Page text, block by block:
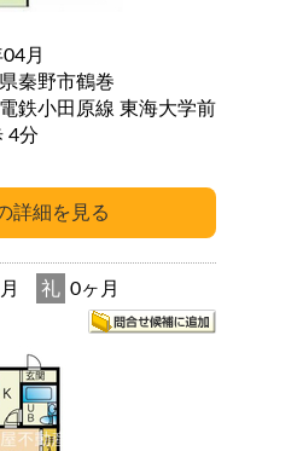
月
秦野市鶴巻
鉄小田原線 東海大学前
駅 徒歩 4分
礼 0ヶ月